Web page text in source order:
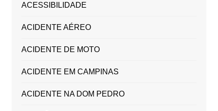
ACESSIBILIDADE
ACIDENTE AÉREO
ACIDENTE DE MOTO
ACIDENTE EM CAMPINAS
ACIDENTE NA DOM PEDRO